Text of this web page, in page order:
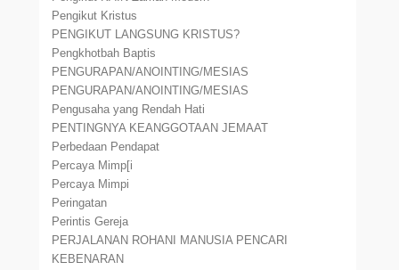
Pengikut Kristus
PENGIKUT LANGSUNG KRISTUS?
Pengkhotbah Baptis
PENGURAPAN/ANOINTING/MESIAS
PENGURAPAN/ANOINTING/MESIAS
Pengusaha yang Rendah Hati
PENTINGNYA KEANGGOTAAN JEMAAT
Perbedaan Pendapat
Percaya Mimp[i
Percaya Mimpi
Peringatan
Perintis Gereja
PERJALANAN ROHANI MANUSIA PENCARI
KEBENARAN